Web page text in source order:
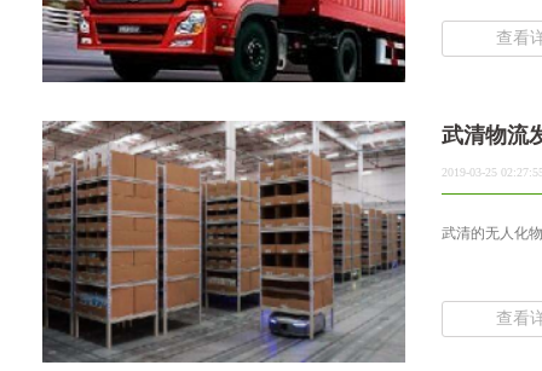
查看
武清物流
2019-03-25
武清的无人化
查看